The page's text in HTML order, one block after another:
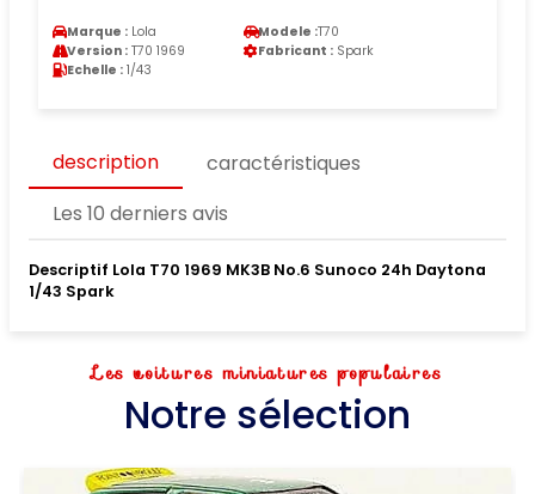
Marque : Lola Modele :T70
Version : T70 1969 Fabricant : Spark
Echelle : 1/43
description
caractéristiques
Les 10 derniers avis
Descriptif Lola T70 1969 MK3B No.6 Sunoco 24h Daytona
1/43 Spark
Les voitures miniatures populaires
Notre sélection